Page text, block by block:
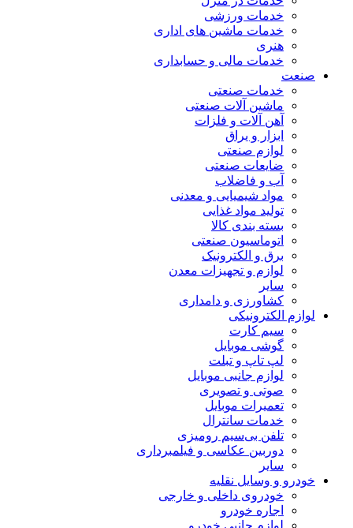
خدمات ورزشی
خدمات ماشین های اداری
هنری
خدمات مالی و حسابداری
صنعت
خدمات صنعتی
ماشین آلات صنعتی
آهن آلات و فلزات
ابزار و یراق
لوازم صنعتی
ضایعات صنعتی
آب و فاضلاب
مواد شیمیایی و معدنی
تولید مواد غذایی
بسته بندی کالا
اتوماسیون صنعتی
برق و الکترونیک
لوازم و تجهیزات معدن
سایر
کشاورزی و دامداری
لوازم الکترونیکی
سیم کارت
گوشی موبایل
لپ تاپ و تبلت
لوازم جانبی موبایل
صوتی و تصویری
تعمیرات موبایل
خدمات سانترال
تلفن بی‌سیم رومیزی
دوربین عکاسی و فیلمبرداری
سایر
خودرو و وسایل نقلیه
خودروی داخلی و خارجی
اجاره خودرو